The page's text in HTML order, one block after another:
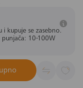
kupuje se zasebno.
punjača: 10-100W